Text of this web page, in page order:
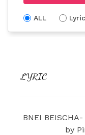
ALL
LYRIC
BNEI
by